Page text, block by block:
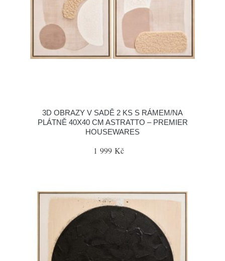
3D OBRAZY V SADĚ 2 KS S RÁMEM/NA
PLÁTNĚ 40X40 CM ASTRATTO – PREMIER
HOUSEWARES
1 999 Kč